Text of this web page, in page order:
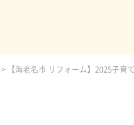
> 【海老名市 リフォーム】2025子